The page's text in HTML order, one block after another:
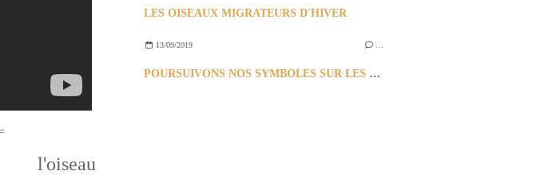
l'oiseau
LES OISEAUX MIGRATEURS D'HIVER
13/09/2019
POURSUIVONS NOS SYMBOLES SUR LES RAPACES et CORBEAUX